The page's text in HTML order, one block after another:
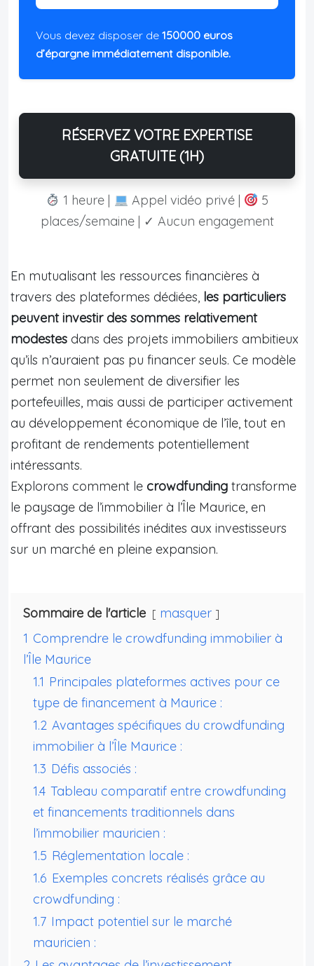
Vous devez disposer de 150000 euros
d’épargne immédiatement disponible.
RÉSERVEZ VOTRE EXPERTISE
GRATUITE (1H)
1 heure | Appel vidéo privé |
5
places/semaine | ✓ Aucun engagement
En mutualisant les ressources financières à
travers des plateformes dédiées, les particuliers
peuvent investir des sommes relativement
modestes dans des projets immobiliers ambitieux
qu’ils n’auraient pas pu financer seuls. Ce modèle
permet non seulement de diversifier les
portefeuilles, mais aussi de participer activement
au développement économique de l’île, tout en
profitant de rendements potentiellement
intéressants.
Explorons comment le crowdfunding transforme
le paysage de l’immobilier à l’Île Maurice, en
offrant des possibilités inédites aux investisseurs
sur un marché en pleine expansion.
Sommaire de l'article
masquer
1 Comprendre le crowdfunding immobilier à
l’Île Maurice
1.1 Principales plateformes actives pour ce
type de financement à Maurice :
1.2 Avantages spécifiques du crowdfunding
immobilier à l’Île Maurice :
1.3 Défis associés :
1.4 Tableau comparatif entre crowdfunding
et financements traditionnels dans
l’immobilier mauricien :
1.5 Réglementation locale :
1.6 Exemples concrets réalisés grâce au
crowdfunding :
1.7 Impact potentiel sur le marché
mauricien :